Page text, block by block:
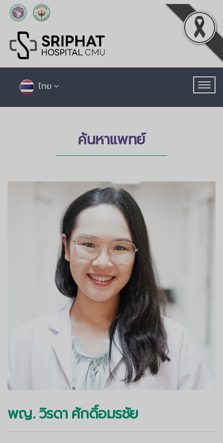
ไทย
ค้นหาแพทย์
พญ. วิรดา ศักดิ์อมรชัย